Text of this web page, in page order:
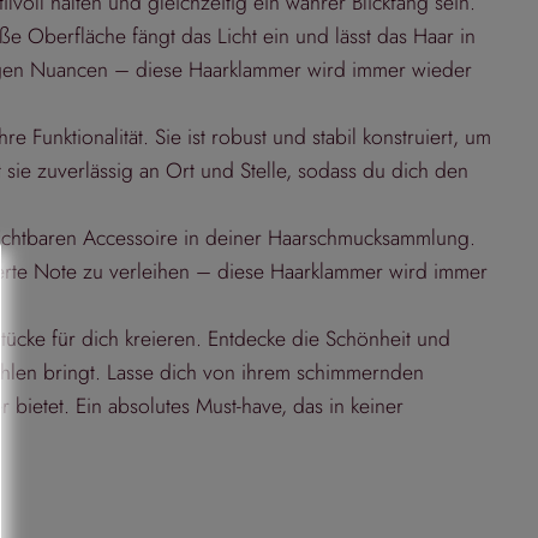
Oberfläche fängt das Licht ein und lässt das Haar in
Nuancen – diese Haarklammer wird immer wieder
Funktionalität. Sie ist robust und stabil konstruiert, um
zuverlässig an Ort und Stelle, sodass du dich den
Accessoire in deiner Haarschmucksammlung.
Note zu verleihen – diese Haarklammer wird immer
für dich kreieren. Entdecke die Schönheit und
bringt. Lasse dich von ihrem schimmernden
Ein absolutes Must-have, das in keiner